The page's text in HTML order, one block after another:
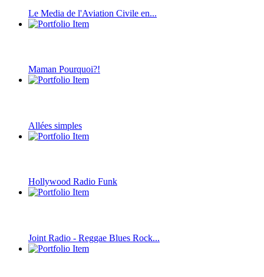
Le Media de l'Aviation Civile en...
Maman Pourquoi?!
Allées simples
Hollywood Radio Funk
Joint Radio - Reggae Blues Rock...